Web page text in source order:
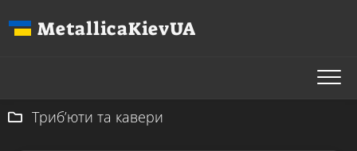
до
MetallicaKievUA
Триб’юти та кавери